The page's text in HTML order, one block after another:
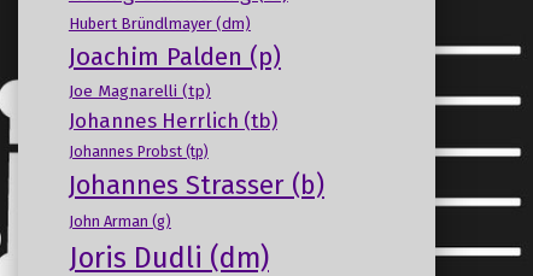
Hubert Bründlmayer (dm)
Joachim Palden (p)
Joe Magnarelli (tp)
Johannes Herrlich (tb)
Johannes Probst (tp)
Johannes Strasser (b)
John Arman (g)
Joris Dudli (dm)